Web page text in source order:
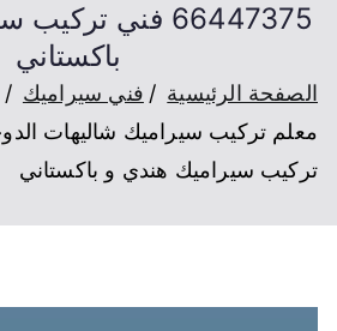
66447375 فني
باكستاني
الصفحة الرئيسية
فني سيراميك
تركيب سيراميك هندي و باكستاني